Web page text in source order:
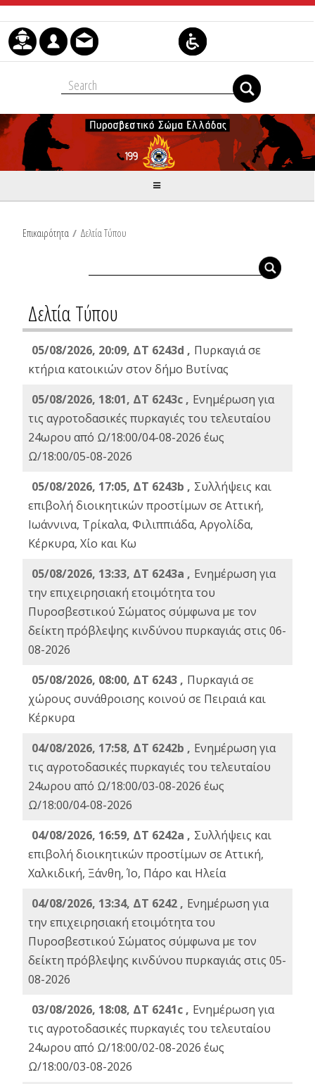
Skip to Content
Επικαιρότητα / Δελτία Τύπου
Δελτία Τύπου
05/08/2026, 20:09, ΔΤ 6243d , Πυρκαγιά σε
κτήρια κατοικιών στον δήμο Βυτίνας
05/08/2026, 18:01, ΔΤ 6243c , Ενημέρωση για
τις αγροτοδασικές πυρκαγιές του τελευταίου
24ωρου από Ω/18:00/04-08-2026 έως
Ω/18:00/05-08-2026
05/08/2026, 17:05, ΔΤ 6243b , Συλλήψεις και
επιβολή διοικητικών προστίμων σε Αττική,
Ιωάννινα, Τρίκαλα, Φιλιππιάδα, Αργολίδα,
Κέρκυρα, Χίο και Κω
05/08/2026, 13:33, ΔΤ 6243a , Ενημέρωση για
την επιχειρησιακή ετοιμότητα του
Πυροσβεστικού Σώματος σύμφωνα με τον
δείκτη πρόβλεψης κινδύνου πυρκαγιάς στις 06-
08-2026
05/08/2026, 08:00, ΔΤ 6243 , Πυρκαγιά σε
χώρους συνάθροισης κοινού σε Πειραιά και
Κέρκυρα
04/08/2026, 17:58, ΔΤ 6242b , Ενημέρωση για
τις αγροτοδασικές πυρκαγιές του τελευταίου
24ωρου από Ω/18:00/03-08-2026 έως
Ω/18:00/04-08-2026
04/08/2026, 16:59, ΔΤ 6242a , Συλλήψεις και
επιβολή διοικητικών προστίμων σε Αττική,
Χαλκιδική, Ξάνθη, Ίο, Πάρο και Ηλεία
04/08/2026, 13:34, ΔΤ 6242 , Ενημέρωση για
την επιχειρησιακή ετοιμότητα του
Πυροσβεστικού Σώματος σύμφωνα με τον
δείκτη πρόβλεψης κινδύνου πυρκαγιάς στις 05-
08-2026
03/08/2026, 18:08, ΔΤ 6241c , Ενημέρωση για
τις αγροτοδασικές πυρκαγιές του τελευταίου
24ωρου από Ω/18:00/02-08-2026 έως
Ω/18:00/03-08-2026